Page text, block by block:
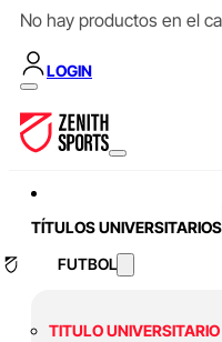
No hay productos en el
LOGIN
TÍTULOS UNIVERSITARIOS
FUTBOL
TITULO UNIVERSITARIO